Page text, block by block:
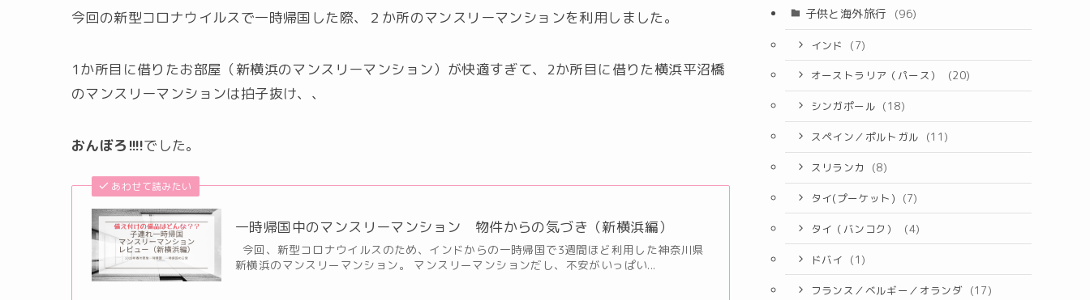
今回の新型コロナウイルスで一時帰国した際、２か所のマンスリーマンションを利用しました。
1か所目に借りたお部屋（新横浜のマンスリーマンション）が快適すぎて、2か所目に借りた横浜平沼橋
のマンスリーマンションは拍子抜け、、
おんぼろ!!!!でした。
あわせて読みたい
一時帰国中のマンスリーマンション 物件からの気づき（新横浜編）
今回、新型コロナウイルスのため、インドからの一時帰国で3週間ほど利用した神奈川県
新横浜のマンスリーマンション。 マンスリーマンションだし、不安がいっぱい...
子供と海外旅行 (96)
インド (7)
オーストラリア（パース） (20)
シンガポール (18)
スペイン／ポルトガル (11)
スリランカ (8)
タイ(プーケット) (7)
タイ（バンコク） (4)
ドバイ (1)
フランス／ベルギー／オランダ (17)